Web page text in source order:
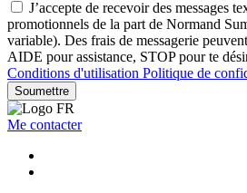
J’accepte de recevoir des messages
promotionnels de la part de Normand
variable). Des frais de messagerie
AIDE pour assistance, STOP pour te
Conditions d'utilisation Politique de
Soumettre
Me contacter